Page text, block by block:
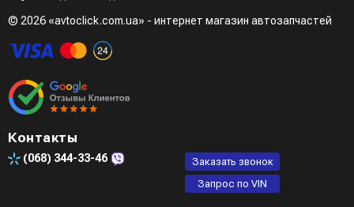
© 2026 «avtoclick.com.ua» - интернет магазин автозапчастей
Контакты
(068) 344-33-46
Заказать звонок
Запрос по VIN